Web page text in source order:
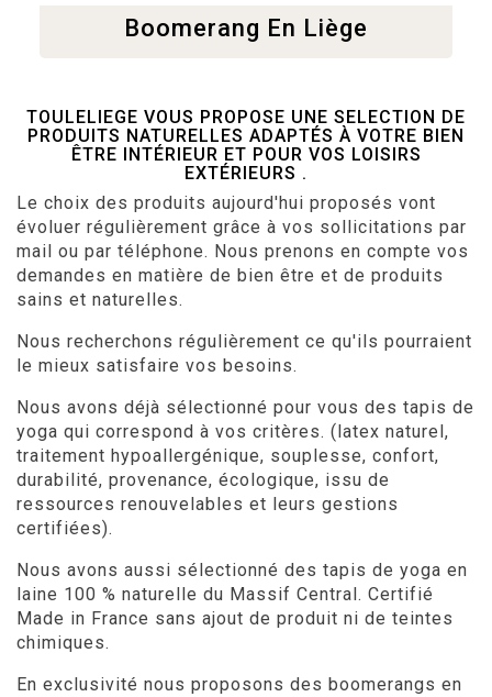
Boomerang En Liège
TOULELIEGE VOUS PROPOSE UNE SELECTION DE
PRODUITS NATURELLES ADAPTÉS À VOTRE BIEN
ÊTRE INTÉRIEUR ET POUR VOS LOISIRS
EXTÉRIEURS .
Le choix des produits aujourd'hui proposés vont
évoluer régulièrement grâce à vos sollicitations par
mail ou par téléphone. Nous prenons en compte vos
demandes en matière de bien être et de produits
sains et naturelles.
Nous recherchons régulièrement ce qu'ils pourraient
le mieux satisfaire vos besoins.
Nous avons déjà sélectionné pour vous des tapis de
yoga qui correspond à vos critères. (latex naturel,
traitement hypoallergénique, souplesse, confort,
durabilité, provenance, écologique, issu de
ressources renouvelables et leurs gestions
certifiées).
Nous avons aussi sélectionné des tapis de yoga en
laine 100 % naturelle du Massif Central. Certifié
Made in France sans ajout de produit ni de teintes
chimiques.
En exclusivité nous proposons des boomerangs en